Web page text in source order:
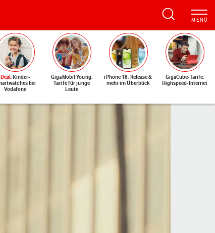
Deal: Kinder-
bei
Vodafone
GigaMobil Young:
Tarife für junge
Leute
iPhone 18: Release &
mehr im Überblick
GigaCube-Tarife:
Highspeed-Internet